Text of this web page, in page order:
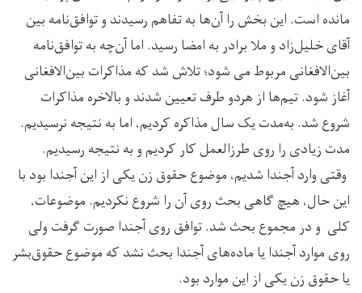
مانده است. این بخش را آن‌ها به تفاهم رسیدند و توافق‌نامه بین
آقای خلیل‌زاد و ملا برادر به امضا رسید. اما آن‌چه به توافق‌نامه
بین‌الافغانی مربوط می شود؛ تلاش شد که مذاکرات بین‌الافغانی
آغاز شود. تیم‌ها از هردو طرف تعیین شدند و بالاخره مذاکرات
شروع شد. به‌مدت یک سال مذاکره کردیم، اما به نتیجه نرسیدیم.
مدت زیادی را روی طرزالعمل کار کردیم و به نتیجه رسیدیم.
وقتی وارد آجندا شدیم، موضوع حقوق‌ زن یکی از این‌ آجندا بود با
این حال، هیچ گاهی بحث روی آن را شروع نکردیم. موضوعات،
کلی و در مجموع بحث شد. توافق روی آجندا صورت گرفت ولی
روی موارد آجندا یا ماده‌های آجندا بحث نشد که موضوع حقوق‌بشر
یا حقوق زن یکی از این موارد بود.